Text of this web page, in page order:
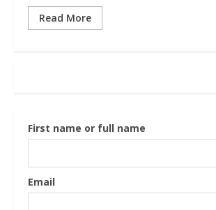
Read More
First name or full name
Email